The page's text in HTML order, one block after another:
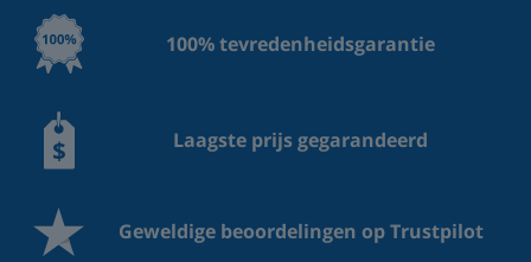
100% tevredenheidsgarantie
Laagste prijs gegarandeerd
Geweldige beoordelingen op Trustpilot